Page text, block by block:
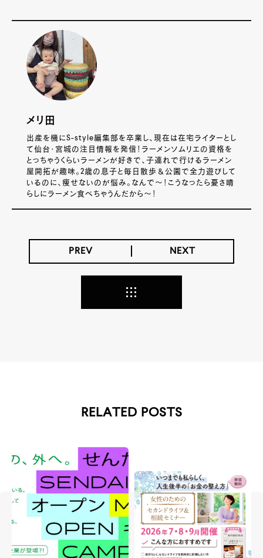
メリ田
出産を機にS-style編集部を卒業し、現在は在宅ライターとし
て仙台・宮城の注目情報を発信！ラーメンソムリエの資格を
とっちゃうくらいラーメンが好きで、子連れで行けるラーメン
屋開拓が趣味。2歳の息子と毎日散歩＆公園で全力遊びして
いるのに、痩せないのが悩み。なんで～！こうなったら憂さ晴
らしにラーメン食べちゃうんだから～！
PREV NEXT
RELATED POSTS